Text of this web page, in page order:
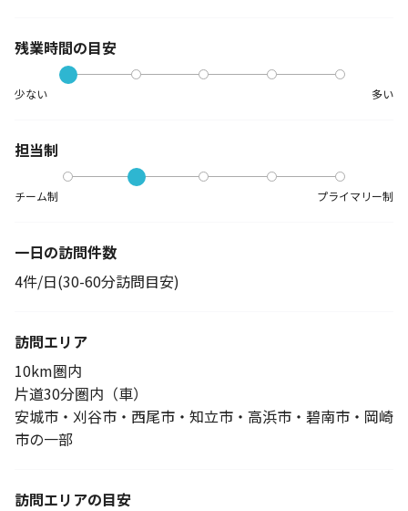
残業時間の目安
少ない 多い
担当制
チーム制 プライマリー制
一日の訪問件数
4件/日(30-60分訪問目安)
訪問エリア
10km圏内
片道30分圏内（車）
安城市・刈谷市・西尾市・知立市・高浜市・碧南市・岡崎
市の一部
訪問エリアの目安